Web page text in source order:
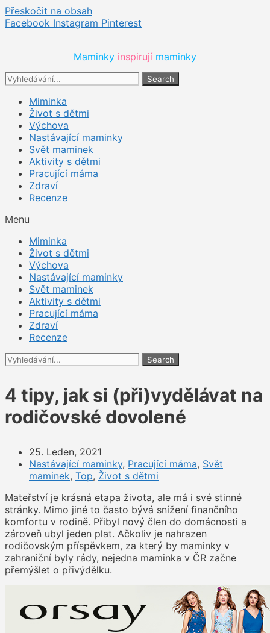
Přeskočit na obsah
Facebook Instagram Pinterest
Maminky inspirují maminky
Search
Miminka
Život s dětmi
Výchova
Nastávající maminky
Svět maminek
Aktivity s dětmi
Pracující máma
Zdraví
Recenze
Menu
Miminka
Život s dětmi
Výchova
Nastávající maminky
Svět maminek
Aktivity s dětmi
Pracující máma
Zdraví
Recenze
Search
4 tipy, jak si (při)vydělávat na
rodičovské dovolené
25. Leden, 2021
Nastávající maminky, Pracující máma, Svět
maminek, Top, Život s dětmi
Mateřství je krásná etapa života, ale má i své stinné
stránky. Mimo jiné to často bývá snížení finančního
komfortu v rodině. Přibyl nový člen do domácnosti a
zároveň ubyl jeden plat. Ačkoliv je nahrazen
rodičovským příspěvkem, za který by maminky v
zahraniční byly rády, nejedna maminka v ČR začne
přemýšlet o přivýdělku.